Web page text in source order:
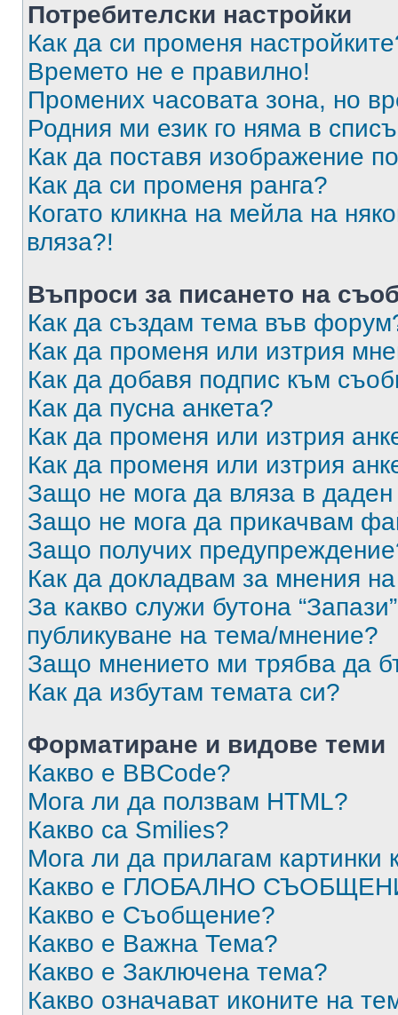
Потребителски настройки
Как да си променя
Времето не е правилно!
Промених часовата зона, но
Родния ми език го няма в
Как да поставя изображение
Как да си променя ранга?
Когато кликна на мейла на
вляза?!
Въпроси за писането на
Как да създам тема във
Как да променя или изтрия
Как да добавя подпис към
Как да пусна анкета?
Как да променя или изтрия
Как да променя или изтрия
Защо не мога да вляза в
Защо не мога да прикачвам
Защо получих
Как да докладвам за мнения
За какво служи бутона
публикуване на тема/мнение?
Защо мнението ми трябва да
Как да избутам темата си?
Форматиране и видове теми
Какво е BBCode?
Мога ли да ползвам HTML?
Какво са Smilies?
Мога ли да прилагам
Какво е ГЛОБАЛНО
Какво е Съобщение?
Какво е Важна Тема?
Какво е Заключена тема?
Какво означават иконите на